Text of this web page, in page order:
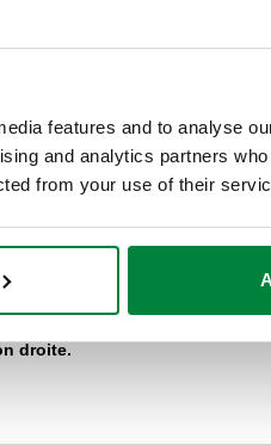
features and to analyse
and analytics partners
from your use of their
prévu pour têtes
droite.